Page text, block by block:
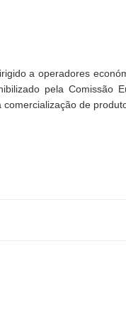
a operadores
pela Comissão
de